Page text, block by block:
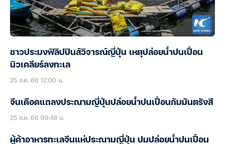
ชาวประมงฟิลิปปินส์วิจารณ์ญี่ปุ่น เหตุปล่อยน้ำปนเปื้อน
นิวเคลียร์ลงทะเล
25 ส.ค. 66 12:00 น.
จีนเดือดแถลงประณามญี่ปุ่นปล่อยน้ำปนเปื้อนกัมมันตรังสี
25 ส.ค. 66 09:48 น.
ผู้ค้าอาหารทะเลจีนแห่ประณามญี่ปุ่น ปมปล่อยน้ำปนเปื้อน